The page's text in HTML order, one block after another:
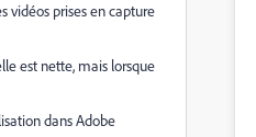
vidéos prises en capture
est nette, mais lorsque
dans Adobe